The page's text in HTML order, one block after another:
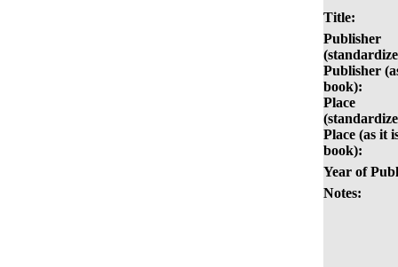
Title:
Publisher
Publisher
book):
Place
Place (as it
book):
Year of
Notes: